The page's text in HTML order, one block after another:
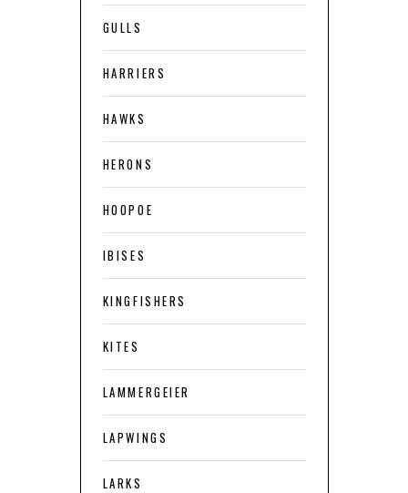
GULLS
HARRIERS
HAWKS
HERONS
HOOPOE
IBISES
KINGFISHERS
KITES
LAMMERGEIER
LAPWINGS
LARKS